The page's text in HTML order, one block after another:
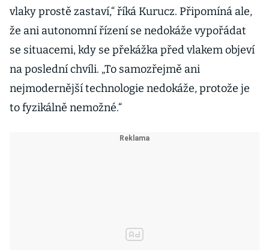
vlaky prostě zastaví,“ říká Kurucz. Připomíná ale,
že ani autonomní řízení se nedokáže vypořádat
se situacemi, kdy se překážka před vlakem objeví
na poslední chvíli. „To samozřejmě ani
nejmodernější technologie nedokáže, protože je
to fyzikálně nemožné.“